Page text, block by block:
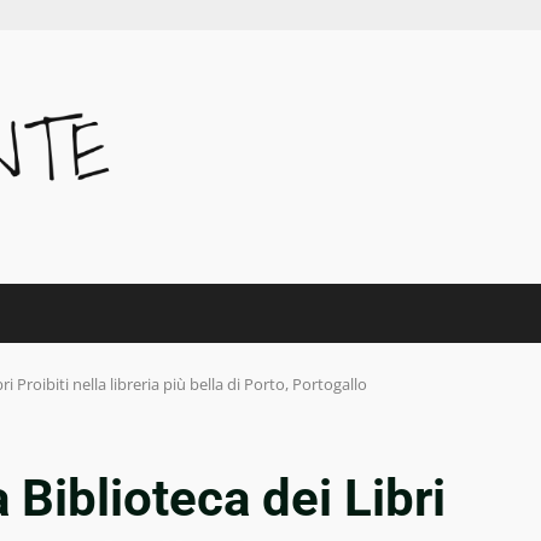
Proibiti nella libreria più bella di Porto, Portogallo
Biblioteca dei Libri